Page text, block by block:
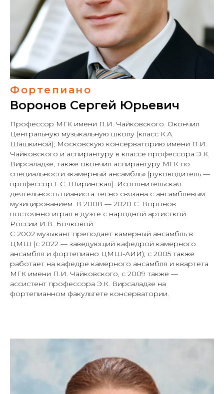
Фортепиано
Воронов Сергей Юрьевич
Профессор МГК имени П.И. Чайковского. Окончил
Центральную музыкальную школу (класс К.А.
Шашкиной); Московскую консерваторию имени П.И.
Чайковского и аспирантуру в классе профессора Э.К.
Вирсаладзе, также окончил аспирантуру МГК по
специальности «камерный ансамбль» (руководитель —
профессор Г.С. Ширинская). Исполнительская
деятельность пианиста тесно связана с ансамблевым
музицированием. В 2008 — 2020 С. Воронов
постоянно играл в дуэте с народной артисткой
России И.В. Бочковой.
С 2002 музыкант преподаёт камерный ансамбль в
ЦМШ (с 2022 — заведующий кафедрой камерного
ансамбля и фортепиано ЦМШ-АИИ); с 2005 также
работает на кафедре камерного ансамбля и квартета
МГК имени П.И. Чайковского, с 2009 также —
ассистент профессора Э.К. Вирсаладзе на
фортепианном факультете консерватории.